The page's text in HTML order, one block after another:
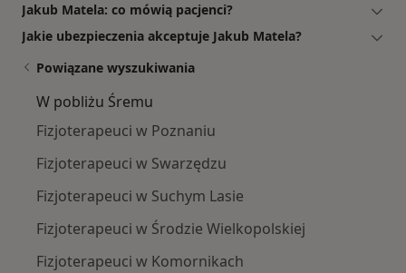
Jakub Matela: co mówią pacjenci?
Jakie ubezpieczenia akceptuje Jakub Matela?
Powiązane wyszukiwania
W pobliżu Śremu
Fizjoterapeuci w Poznaniu
Fizjoterapeuci w Swarzędzu
Fizjoterapeuci w Suchym Lasie
Fizjoterapeuci w Środzie Wielkopolskiej
Fizjoterapeuci w Komornikach